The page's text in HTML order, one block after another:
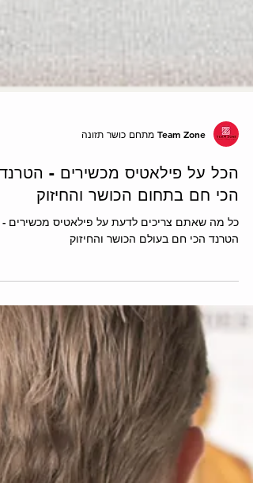
הכל על פילאטיס מכשירים - הטרנד
הכי חם בתחום הכושר והחיזוק
כל מה שאתם צריכים לדעת על פילאטיס מכשירים -
הטרנד הכי חם בעולם הכושר והחיזוק